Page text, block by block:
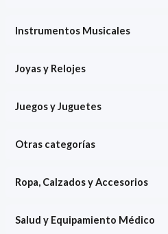
Instrumentos Musicales
Joyas y Relojes
Juegos y Juguetes
Otras categorías
Ropa, Calzados y Accesorios
Salud y Equipamiento Médico